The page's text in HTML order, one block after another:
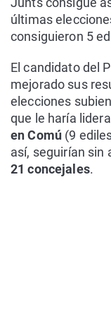
últimas
consiguieron 5
El candidato del
mejorado sus
elecciones
que le haría
en Comú(9
así, seguirían sin
21 concejales.